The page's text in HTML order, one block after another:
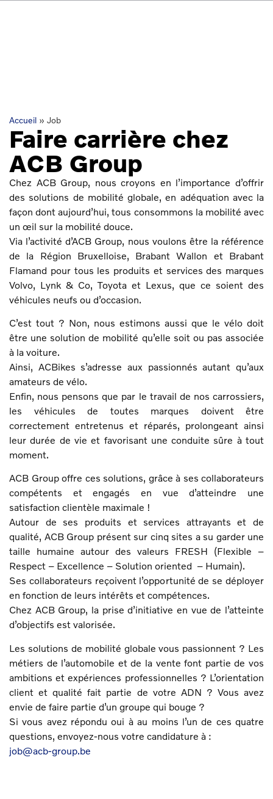
Accueil » Job
Faire carrière chez
ACB Group
Chez ACB Group, nous croyons en l’importance d’offrir
des solutions de mobilité globale, en adéquation avec la
façon dont aujourd’hui, tous consommons la mobilité avec
un œil sur la mobilité douce.
Via l’activité d’ACB Group, nous voulons être la référence
de la Région Bruxelloise, Brabant Wallon et Brabant
Flamand pour tous les produits et services des marques
Volvo, Lynk & Co, Toyota et Lexus, que ce soient des
véhicules neufs ou d’occasion.
C’est tout ? Non, nous estimons aussi que le vélo doit
être une solution de mobilité qu’elle soit ou pas associée
à la voiture.
Ainsi, ACBikes s’adresse aux passionnés autant qu’aux
amateurs de vélo.
Enfin, nous pensons que par le travail de nos carrossiers,
les véhicules de toutes marques doivent être
correctement entretenus et réparés, prolongeant ainsi
leur durée de vie et favorisant une conduite sûre à tout
moment.
ACB Group offre ces solutions, grâce à ses collaborateurs
compétents et engagés en vue d’atteindre une
satisfaction clientèle maximale !
Autour de ses produits et services attrayants et de
qualité, ACB Group présent sur cinq sites a su garder une
taille humaine autour des valeurs FRESH (Flexible –
Respect – Excellence – Solution oriented – Humain).
Ses collaborateurs reçoivent l’opportunité de se déployer
en fonction de leurs intérêts et compétences.
Chez ACB Group, la prise d’initiative en vue de l’atteinte
d’objectifs est valorisée.
Les solutions de mobilité globale vous passionnent ? Les
métiers de l’automobile et de la vente font partie de vos
ambitions et expériences professionnelles ? L’orientation
client et qualité fait partie de votre ADN ? Vous avez
envie de faire partie d’un groupe qui bouge ?
Si vous avez répondu oui à au moins l’un de ces quatre
questions, envoyez-nous votre candidature à :
job@acb-group.be